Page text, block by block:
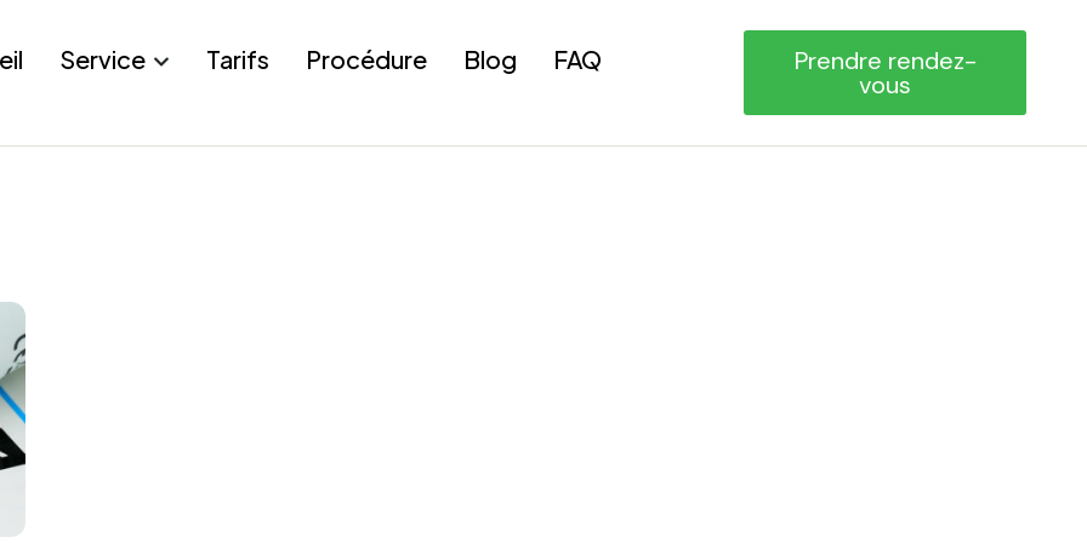
Service Tarifs Procédure Blog FAQ Prendre rendez-
vous